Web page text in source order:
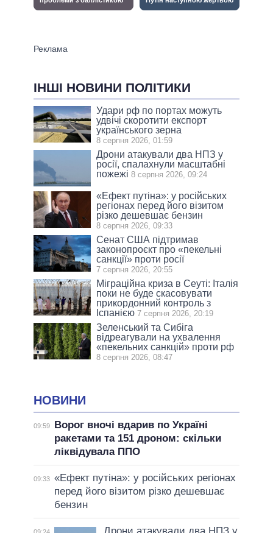
ІНШІ НОВИНИ ПОЛІТИКИ
Удари рф по портах можуть
удвічі скоротити експорт
українського зерна
8 серпня 2026, 01:59
Дрони атакували два НПЗ у
росії, спалахнули масштабні
пожежі 8 серпня 2026, 09:24
«Ефект путіна»: у російських
регіонах перед його візитом
різко дешевшає бензин
8 серпня 2026, 09:33
Сенат США підтримав
законопроєкт про «пекельні
санкції» проти росії
7 серпня 2026, 20:55
Міграційна криза в Сеуті: Італія
поки не буде скасовувати
прикордонний контроль з
Іспанією 7 серпня 2026, 20:19
Зеленський та Сибіга
відреагували на ухвалення
«пекельних санкцій» проти рф
8 серпня 2026, 08:47
НОВИНИ
09:59
Ворог вночі вдарив по Україні
ракетами та 151 дроном: скільки
ліквідувала ППО
09:33 «Ефект путіна»: у російських регіонах
перед його візитом різко дешевшає
бензин